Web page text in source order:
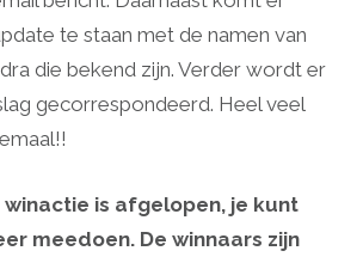
te staan met de namen van
die bekend zijn. Verder wordt er
gecorrespondeerd. Heel veel
winactie is afgelopen, je kunt
meedoen. De winnaars zijn